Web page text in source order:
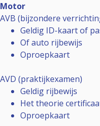
Motor
AVB (bijzondere
Geldig ID-kaart of
Of auto rijbewijs
Oproepkaart
AVD (praktijkexamen)
Geldig rijbewijs
Het theorie
Oproepkaart